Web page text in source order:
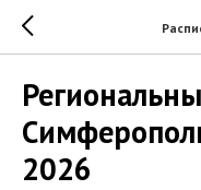
2026